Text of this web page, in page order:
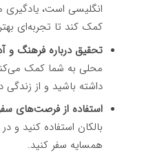
انگلیسی است، یادگیری
کمک کند تا تجربه‌ای
تحقیق درباره فرهنگ و
محلی به شما کمک
داشته باشید و از زندگی
استفاده از فرصت‌های
بالکان استفاده کنید و
همسایه سفر کنید.